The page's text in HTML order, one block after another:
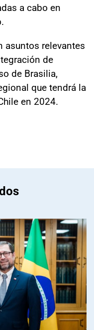
a cabo en
asuntos relevantes
de
de Brasilia,
que tendrá la
en 2024.